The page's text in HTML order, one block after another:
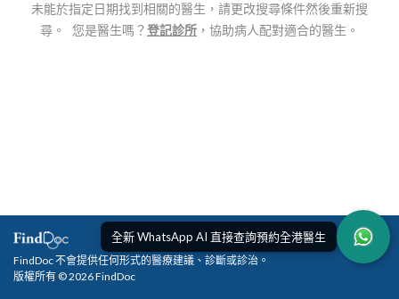
未能於指定日期找到相關的醫生，請更改搜尋條件然後重新搜
尋。 您是醫生嗎？登記診所 ，協助病人配對適合的醫生。
全新 WhatsApp AI 直接查詢預約全港醫生
FindDoc 不會提供任何形式的醫療建議、診斷或診治。
版權所有 © 2026 FindDoc